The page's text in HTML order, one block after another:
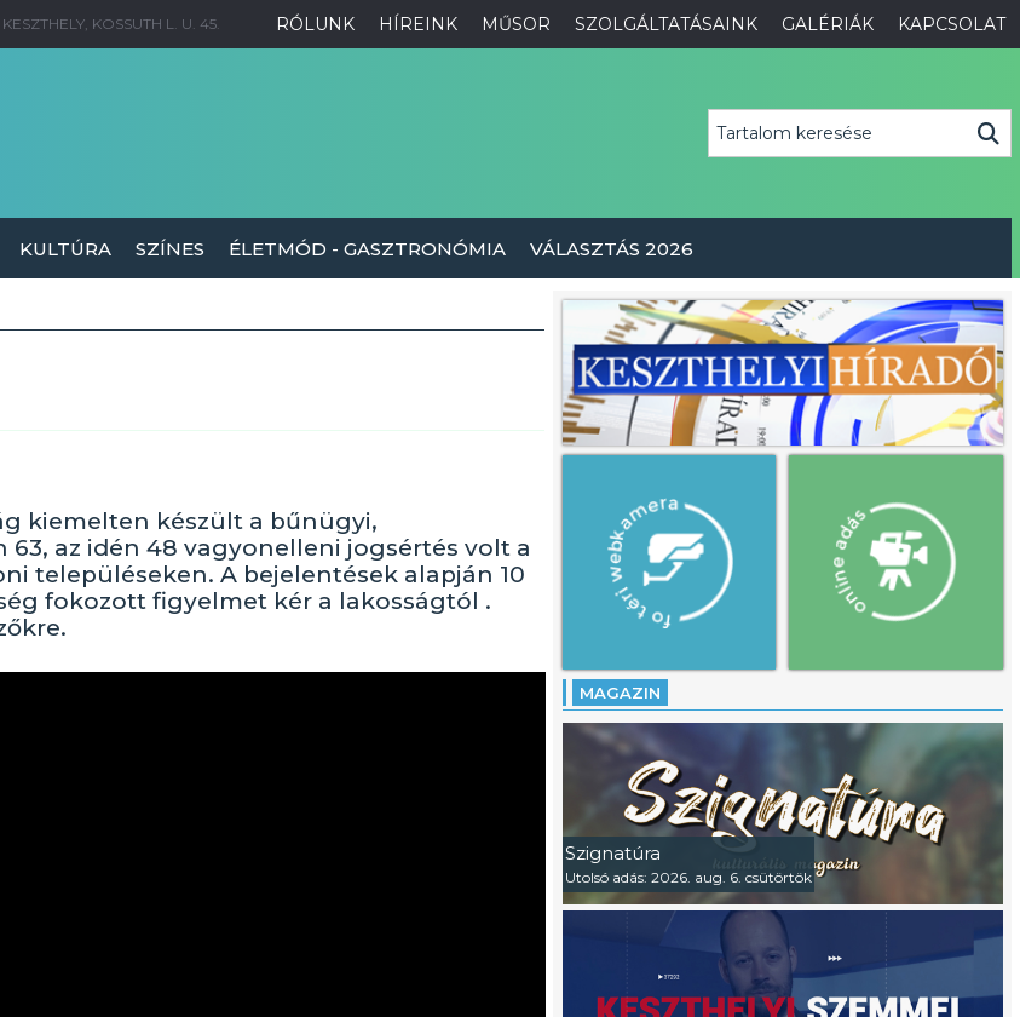
RÓLUNK HÍREINK MŰSOR SZOLGÁLTATÁSAINK GALÉRIÁK KAPCSOLAT
KOSSUTH L. U. 45.
KULTÚRA SZÍNES ÉLETMÓD - GASZTRONÓMIA VÁLASZTÁS 2026
kiemelten készült a bűnügyi,
az idén 48 vagyonelleni jogsértés volt a
településeken. A bejelentések alapján 10
fokozott figyelmet kér a lakosságtól .
MAGAZIN
Szignatúra
Utolsó adás: 2026. aug. 6. csütörtök